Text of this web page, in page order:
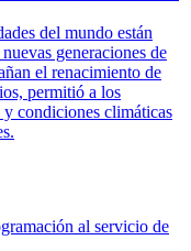
del mundo están
generaciones de
el renacimiento de
permitió a los
y condiciones climáticas
al servicio de